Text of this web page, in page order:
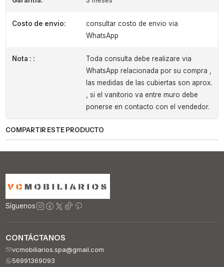
Costo de envio:
consultar costo de envio via
WhatsApp
Nota : :
Toda consulta debe realizare via
WhatsApp relacionada por su compra ,
las medidas de las cubiertas son aprox.
, si el vanitorio va entre muro debe
ponerse en contacto con el vendedor.
COMPARTIR ESTE PRODUCTO
Síguenos
CONTÁCTANOS
vcmobiliarios.spa@gmail.com
56991369093